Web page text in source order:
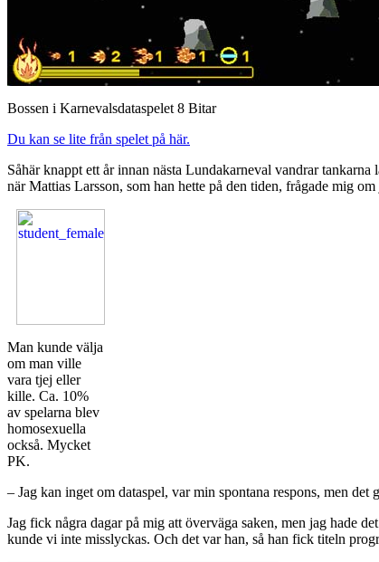
Bossen i Karnevalsdataspelet 8 Bitar
Du kan se lite från spelet på här.
Såhär knappt ett år innan nästa Lundakarneval vandrar
när Mattias Larsson, som han hette på den tiden, frågade mig
Man kunde välja
om man ville
vara tjej eller
kille. Ca. 10%
av spelarna blev
homosexuella
också. Mycket
PK.
– Jag kan inget om dataspel, var min spontana respons, men
Jag fick några dagar på mig att överväga saken, men jag hade
kunde vi inte misslyckas. Och det var han, så han fick titeln